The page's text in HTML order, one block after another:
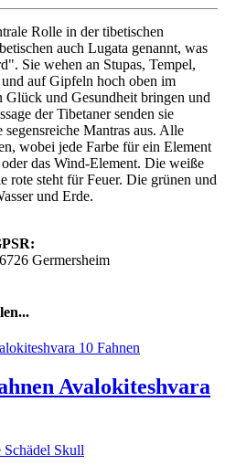
Rolle in der tibetischen
auch Lugata genannt, was
Sie wehen an Stupas, Tempel,
auf Gipfeln hoch oben im
Glück und Gesundheit bringen und
der Tibetaner senden sie
Mantras aus. Alle
wobei jede Farbe für ein Element
das Wind-Element. Die weiße
rote steht für Feuer. Die grünen und
und Erde.
Germersheim
Avalokiteshvara